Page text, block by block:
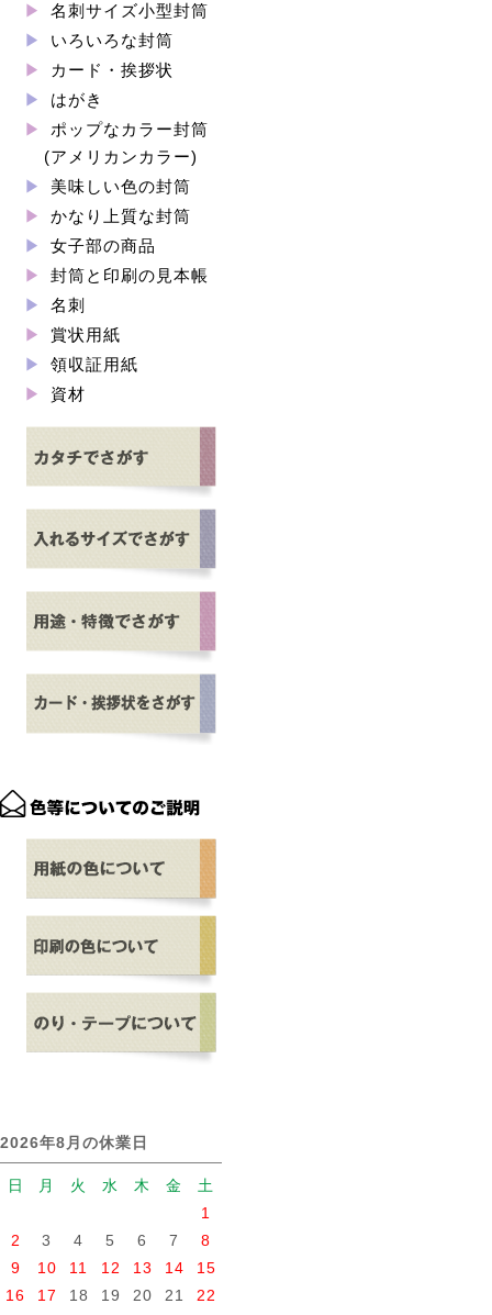
名刺サイズ小型封筒
いろいろな封筒
カード・挨拶状
はがき
ポップなカラー封筒
(アメリカンカラー)
美味しい色の封筒
かなり上質な封筒
女子部の商品
封筒と印刷の見本帳
名刺
賞状用紙
領収証用紙
資材
2026年8月の休業日
日 月 火 水 木 金
土
1
2
3 4 5 6 7
8
9
10 11 12 13 14
15
16
17 18 19 20 21
22